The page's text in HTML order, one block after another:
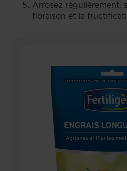
Arrosez régulièrement,
floraison et la